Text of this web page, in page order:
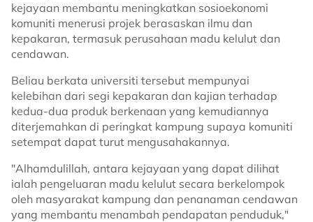
kejayaan membantu meningkatkan sosioekonomi
komuniti menerusi projek berasaskan ilmu dan
kepakaran, termasuk perusahaan madu kelulut dan
cendawan.
Beliau berkata universiti tersebut mempunyai
kelebihan dari segi kepakaran dan kajian terhadap
kedua-dua produk berkenaan yang kemudiannya
diterjemahkan di peringkat kampung supaya komuniti
setempat dapat turut mengusahakannya.
"Alhamdulillah, antara kejayaan yang dapat dilihat
ialah pengeluaran madu kelulut secara berkelompok
oleh masyarakat kampung dan penanaman cendawan
yang membantu menambah pendapatan penduduk,"